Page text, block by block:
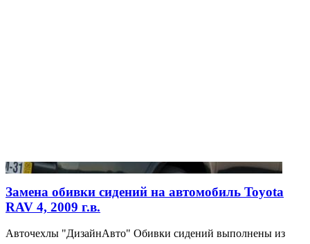
Замена обивки сидений на автомобиль Toyota
RAV 4, 2009 г.в.
Авточехлы "ДизайнАвто" Обивки сидений выполнены из